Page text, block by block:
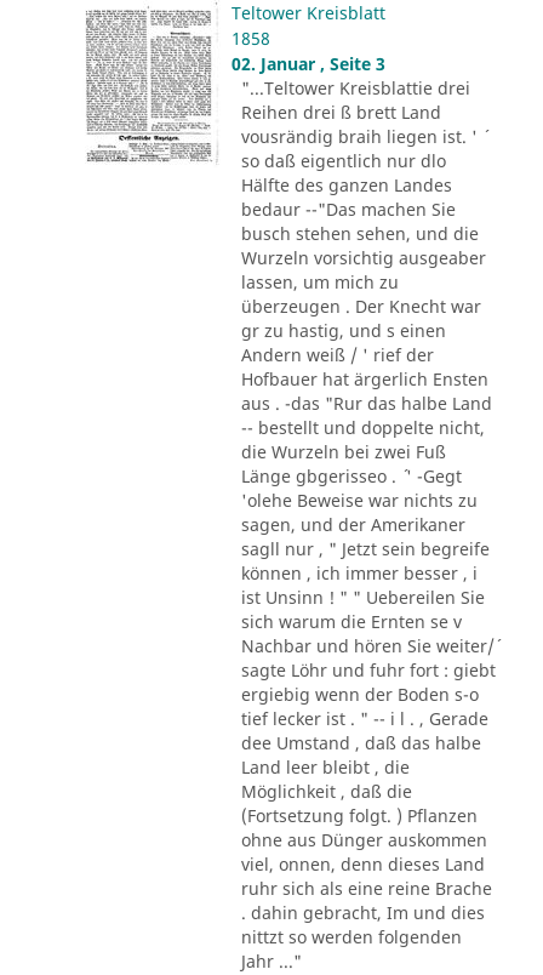
Teltower Kreisblatt
1858
02. Januar , Seite 3
"...Teltower Kreisblattie drei
Reihen drei ß brett Land
vousrändig braih liegen ist. ' ´
so daß eigentlich nur dlo
Hälfte des ganzen Landes
bedaur --"Das machen Sie
busch stehen sehen, und die
Wurzeln vorsichtig ausgeaber
lassen, um mich zu
überzeugen . Der Knecht war
gr zu hastig, und s einen
Andern weiß / ' rief der
Hofbauer hat ärgerlich Ensten
aus . -das "Rur das halbe Land
-- bestellt und doppelte nicht,
die Wurzeln bei zwei Fuß
Länge gbgerisseo . ´ ' -Gegt
'olehe Beweise war nichts zu
sagen, und der Amerikaner
sagll nur , " Jetzt sein begreife
können , ich immer besser , i
ist Unsinn ! " " Uebereilen Sie
sich warum die Ernten se v
Nachbar und hören Sie weiter/´
sagte Löhr und fuhr fort : giebt
ergiebig wenn der Boden s-o
tief lecker ist . " -- i l . , Gerade
dee Umstand , daß das halbe
Land leer bleibt , die
Möglichkeit , daß die
(Fortsetzung folgt. ) Pflanzen
ohne aus Dünger auskommen
viel, onnen, denn dieses Land
ruhr sich als eine reine Brache
. dahin gebracht, Im und dies
nittzt so werden folgenden
Jahr ..."